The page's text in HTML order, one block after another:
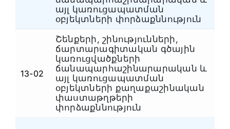
այլ կառուցապատման
օբյեկտների փորձաքննություն
13-02
Շենքերի, շինությունների,
ճարտարագիտական գծային
կառուցվածքների
ճանապարհաշինարարական և
այլ կառուցապատման
օբյեկտների քաղաքաշինական
փաստաթղթերի
փորձաքննություն